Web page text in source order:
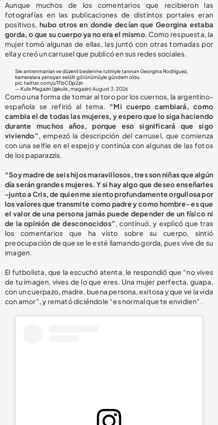
Aunque muchos de los comentarios que recibieron las
fotografías en las publicaciones de distintos portales eran
positivos,hubo otros en donde decían que Georgina estaba
gorda, o que su cuerpo ya no era el mismo. Como respuesta, la
mujer tomó algunas de ellas, las juntó con otras tomadas por
ella y creó un carrusel que publicó en sus redes sociales.
Sıkı antrenmanları ve düzenli beslenme rutiniyle tanınan Georgina Rodríguez,
kameralara yansıyan selülit görünümüyle gündem oldu.
pic.twitter.com/uTFbCDp2zn
— Kulis Magazin (@kulis_magazin)August 3, 2026
Como una forma de tomar al toro por los cuernos, la argentino-
española se refirió al tema. “Mi cuerpo cambiará, como
cambia el de todas las mujeres, y espero que lo siga haciendo
durante muchos años, porque eso significará que sigo
viviendo”, empezó la descripción del carrusel, que comienza
con una selfie en el espejo y continúa con algunas de las fotos
de los paparazzis.
“Soy madre de seis hijos maravillosos, tres son niñas que algún
día serán grandes mujeres. Y si hay algo que deseo enseñarles
-junto a Cris, de quien me siento profundamente orgullosa por
los valores que transmite como padre y como hombre- es que
el valor de una persona jamás puede depender de un físico ni
de la opinión de desconocidos”, continuó, y explicó que tras
los comentarios que ha visto sobre su cuerpo, sintió
preocupación de que se le esté llamando gorda, pues vive de su
imagen.
El futbolista, que la escuchó atenta, le respondió que “no vives
de tu imagen, vives de lo que eres. Una mujer perfecta, guapa,
con un cuerpazo, madre, buena persona, exitosa y que ve la vida
con amor”, y remató diciéndole “es normal que te envidien”.